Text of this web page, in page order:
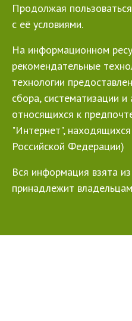
Продолжая
с её условиями.
На информационном
рекомендательные
технологии
сбора, систематизации и
относящихся к
"Интернет",
Российской Федерации)
Вся информация взята
принадлежит